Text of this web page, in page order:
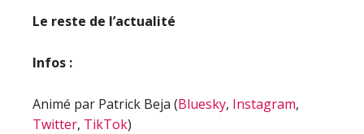
Le reste de l’actualité
Infos :
Animé par Patrick Beja (Bluesky, Instagram,
Twitter, TikTok)